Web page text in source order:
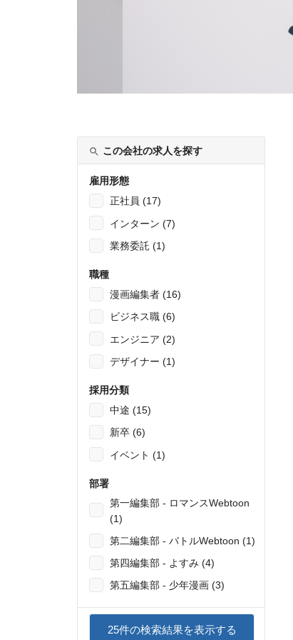
この会社の求人を探す
雇用形態
正社員 (17)
インターン (7)
業務委託 (1)
職種
漫画編集者 (16)
ビジネス職 (6)
エンジニア (2)
デザイナー (1)
採用分類
中途 (15)
新卒 (6)
イベント (1)
部署
第一編集部 - ロマンスWebtoon
(1)
第二編集部 - バトルWebtoon (1)
第四編集部 - よすみ (4)
第五編集部 - 少年漫画 (3)
25件の検索結果を表示する